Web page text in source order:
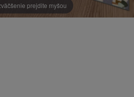
prejdite myšou